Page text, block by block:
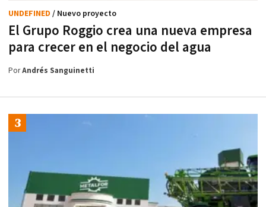
El Grupo Roggio crea una nueva empresa
para crecer en el negocio del agua
UNDEFINED / Nuevo proyecto
PorAndrés Sanguinetti